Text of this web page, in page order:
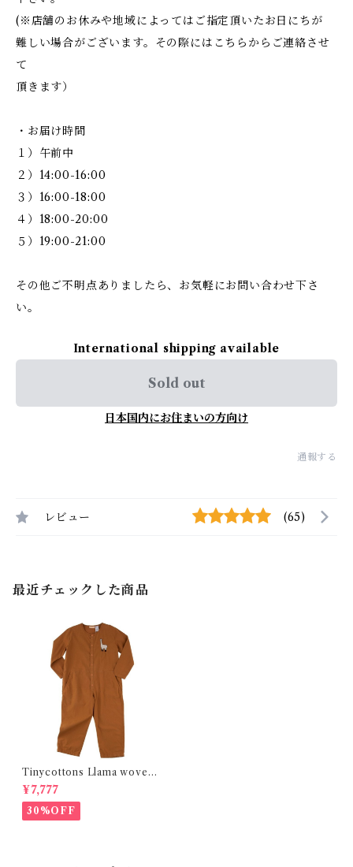
(※店舗のお休みや地域によってはご指定頂いたお日にちが
難しい場合がございます。その際にはこちらからご連絡させ
て
頂きます）
・お届け時間
１）午前中
２）14:00-16:00
３）16:00-18:00
４）18:00-20:00
５）19:00-21:00
その他ご不明点ありましたら、お気軽にお問い合わせ下さ
い。
International shipping available
Sold out
日本国内にお住まいの方向け
通報する
レビュー (65)
最近チェックした商品
Tinycottons Llama woven
onepiece
¥7,777
30%OFF